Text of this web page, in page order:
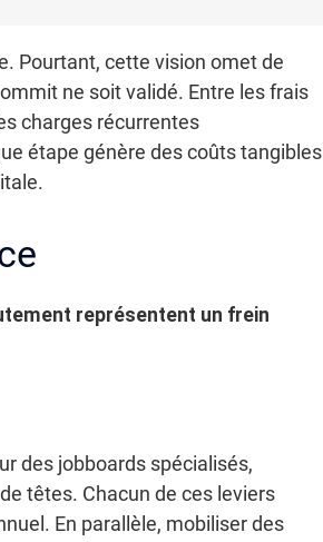
Pourtant, cette vision omet de
ne soit validé. Entre les frais
charges récurrentes
étape génère des coûts tangibles
représentent un frein
des jobboards spécialisés,
têtes. Chacun de ces leviers
En parallèle, mobiliser des